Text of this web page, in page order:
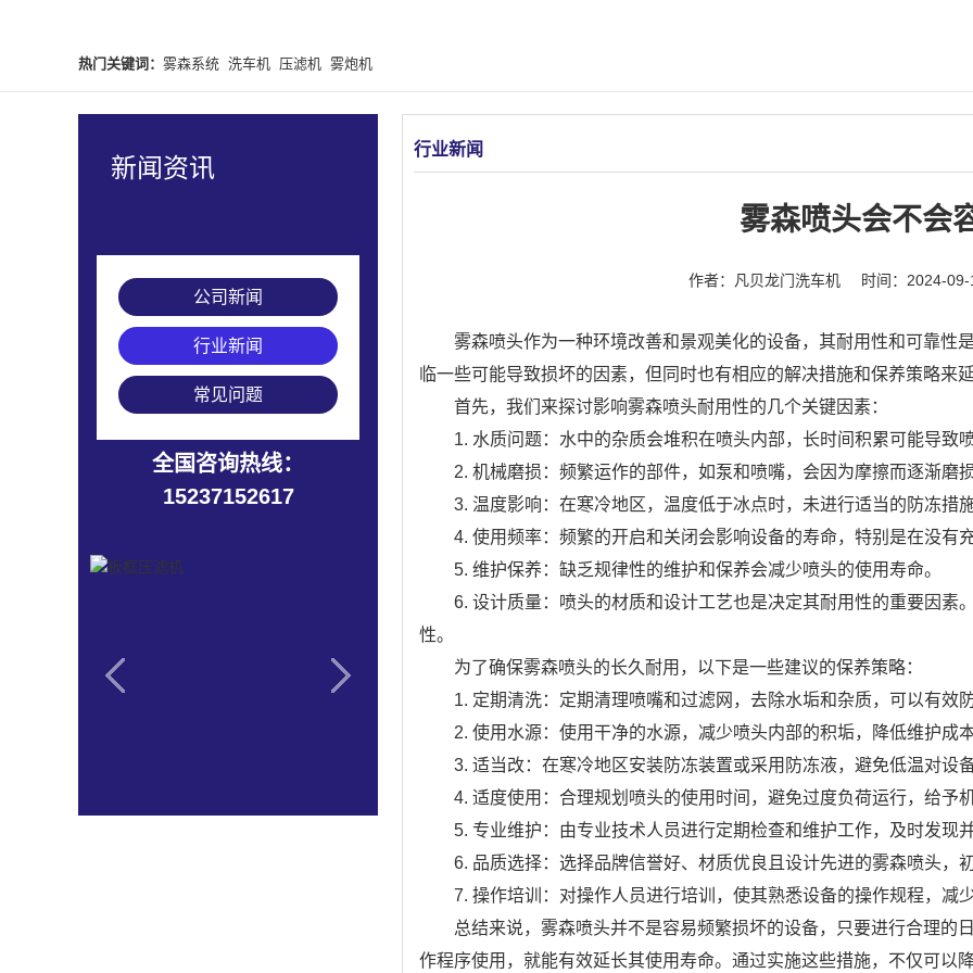
热门关键词： 雾森系统 洗车机 压滤机 雾炮机
新闻资讯
公司新闻
行业新闻
常见问题
全国咨询热线：
15237152617
行业新闻
雾森喷头会不会
作者：凡贝龙门洗车机 时间：2024-09-
雾森喷头作为一种环境改善和景观美化的设备，其耐用性和可靠性
临一些可能导致损坏的因素，但同时也有相应的解决措施和保养策略来
首先，我们来探讨影响雾森喷头耐用性的几个关键因素：
1. 水质问题：水中的杂质会堆积在喷头内部，长时间积累可能导致
2. 机械磨损：频繁运作的部件，如泵和喷嘴，会因为摩擦而逐渐磨
3. 温度影响：在寒冷地区，温度低于冰点时，未进行适当的防冻措
4. 使用频率：频繁的开启和关闭会影响设备的寿命，特别是在没有
5. 维护保养：缺乏规律性的维护和保养会减少喷头的使用寿命。
6. 设计质量：喷头的材质和设计工艺也是决定其耐用性的重要因素
性。
为了确保雾森喷头的长久耐用，以下是一些建议的保养策略：
1. 定期清洗：定期清理喷嘴和过滤网，去除水垢和杂质，可以有效
2. 使用水源：使用干净的水源，减少喷头内部的积垢，降低维护成
3. 适当改：在寒冷地区安装防冻装置或采用防冻液，避免低温对设
4. 适度使用：合理规划喷头的使用时间，避免过度负荷运行，给予
5. 专业维护：由专业技术人员进行定期检查和维护工作，及时发现
6. 品质选择：选择品牌信誉好、材质优良且设计先进的雾森喷头，
7. 操作培训：对操作人员进行培训，使其熟悉设备的操作规程，减
总结来说，雾森喷头并不是容易频繁损坏的设备，只要进行合理的
作程序使用，就能有效延长其使用寿命。通过实施这些措施，不仅可以